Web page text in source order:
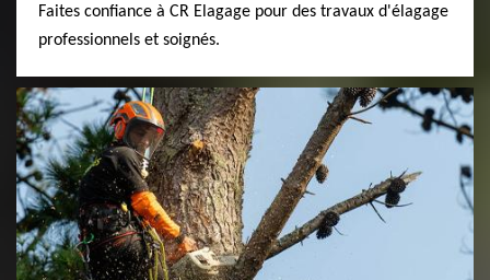
Faites confiance à CR Elagage pour des travaux d'élagage
professionnels et soignés.